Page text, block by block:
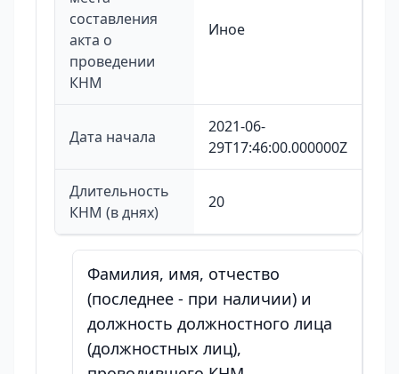
составления
акта о
проведении
КНМ
Иное
Дата начала
2021-06-
29T17:46:00.000000Z
Длительность
КНМ (в днях)
20
Фамилия, имя, отчество
(последнее - при наличии) и
должность должностного лица
(должностных лиц),